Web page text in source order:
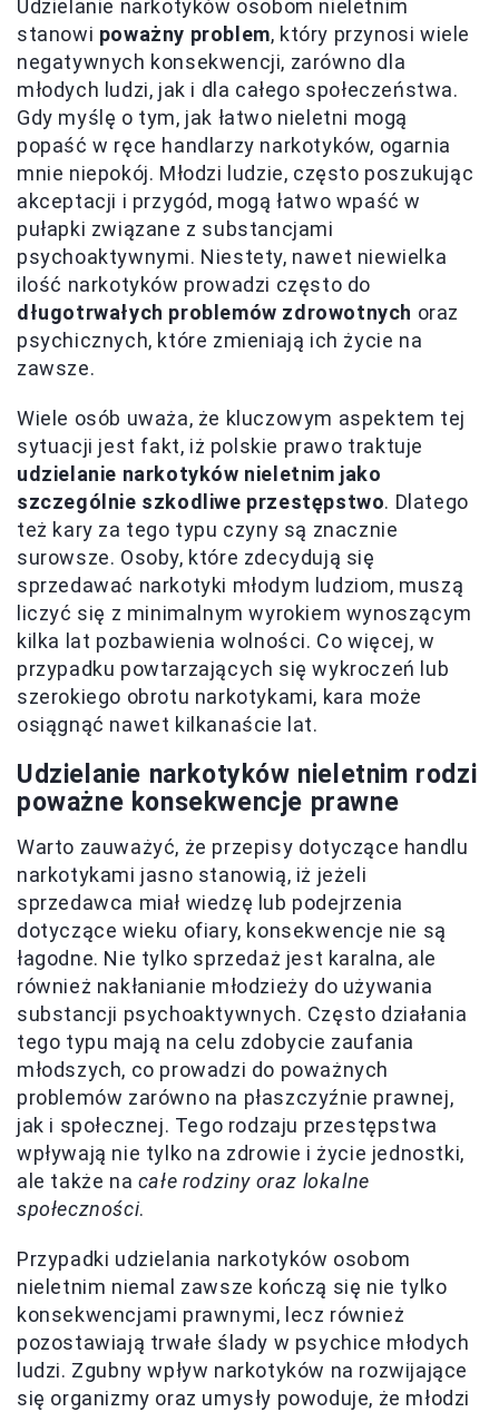
Udzielanie narkotyków osobom nieletnim
stanowi poważny problem, który przynosi wiele
negatywnych konsekwencji, zarówno dla
młodych ludzi, jak i dla całego społeczeństwa.
Gdy myślę o tym, jak łatwo nieletni mogą
popaść w ręce handlarzy narkotyków, ogarnia
mnie niepokój. Młodzi ludzie, często poszukując
akceptacji i przygód, mogą łatwo wpaść w
pułapki związane z substancjami
psychoaktywnymi. Niestety, nawet niewielka
ilość narkotyków prowadzi często do
długotrwałych problemów zdrowotnych oraz
psychicznych, które zmieniają ich życie na
zawsze.
Wiele osób uważa, że kluczowym aspektem tej
sytuacji jest fakt, iż polskie prawo traktuje
udzielanie narkotyków nieletnim jako
szczególnie szkodliwe przestępstwo. Dlatego
też kary za tego typu czyny są znacznie
surowsze. Osoby, które zdecydują się
sprzedawać narkotyki młodym ludziom, muszą
liczyć się z minimalnym wyrokiem wynoszącym
kilka lat pozbawienia wolności. Co więcej, w
przypadku powtarzających się wykroczeń lub
szerokiego obrotu narkotykami, kara może
osiągnąć nawet kilkanaście lat.
Udzielanie narkotyków nieletnim rodzi
poważne konsekwencje prawne
Warto zauważyć, że przepisy dotyczące handlu
narkotykami jasno stanowią, iż jeżeli
sprzedawca miał wiedzę lub podejrzenia
dotyczące wieku ofiary, konsekwencje nie są
łagodne. Nie tylko sprzedaż jest karalna, ale
również nakłanianie młodzieży do używania
substancji psychoaktywnych. Często działania
tego typu mają na celu zdobycie zaufania
młodszych, co prowadzi do poważnych
problemów zarówno na płaszczyźnie prawnej,
jak i społecznej. Tego rodzaju przestępstwa
wpływają nie tylko na zdrowie i życie jednostki,
ale także na całe rodziny oraz lokalne
społeczności.
Przypadki udzielania narkotyków osobom
nieletnim niemal zawsze kończą się nie tylko
konsekwencjami prawnymi, lecz również
pozostawiają trwałe ślady w psychice młodych
ludzi. Zgubny wpływ narkotyków na rozwijające
się organizmy oraz umysły powoduje, że młodzi